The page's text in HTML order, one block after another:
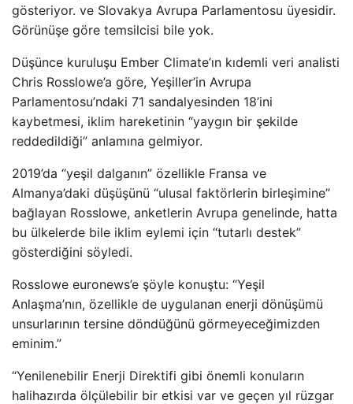
gösteriyor. ve Slovakya Avrupa Parlamentosu üyesidir.
Görünüşe göre temsilcisi bile yok.
Düşünce kuruluşu Ember Climate’ın kıdemli veri analisti
Chris Rosslowe’a göre, Yeşiller’in Avrupa
Parlamentosu’ndaki 71 sandalyesinden 18’ini
kaybetmesi, iklim hareketinin “yaygın bir şekilde
reddedildiği” anlamına gelmiyor.
2019’da “yeşil dalganın” özellikle Fransa ve
Almanya’daki düşüşünü “ulusal faktörlerin birleşimine”
bağlayan Rosslowe, anketlerin Avrupa genelinde, hatta
bu ülkelerde bile iklim eylemi için “tutarlı destek”
gösterdiğini söyledi.
Rosslowe euronews’e şöyle konuştu: “Yeşil
Anlaşma’nın, özellikle de uygulanan enerji dönüşümü
unsurlarının tersine döndüğünü görmeyeceğimizden
eminim.”
“Yenilenebilir Enerji Direktifi gibi önemli konuların
halihazırda ölçülebilir bir etkisi var ve geçen yıl rüzgar